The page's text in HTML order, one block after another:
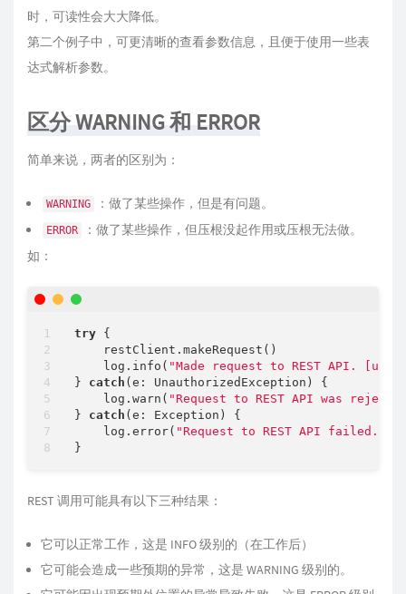
时，可读性会大大降低。
第二个例子中，可更清晰的查看参数信息，且便于使用一些表
达式解析参数。
区分 WARNING 和 ERROR
简单来说，两者的区别为：
WARNING ：做了某些操作，但是有问题。
ERROR
：做了某些操作，但压根没起作用或压根无法做。
如：
try {
    restClient.makeRequest()
    log.info(
"Made request to REST API.
} catch (e: UnauthorizedException) {
    log.warn(
"Request to REST API was
} catch (e: Exception) {
    log.error(
"Request to REST API failed.
REST 调用可能具有以下三种结果：
它可以正常工作，这是 INFO 级别的（在工作后）
它可能会造成一些预期的异常，这是 WARNING 级别的。